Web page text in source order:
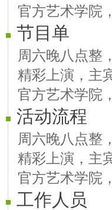
官方艺术学院
节目单
周六晚八点整
精彩上演，主
官方艺术学院
活动流程
周六晚八点整
精彩上演，主
官方艺术学院
工作人员